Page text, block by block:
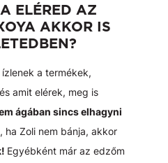
ELÉRED AZ
AKKOR IS
a termékek,
amit elérek, meg is
ágában sincs elhagyni
ha Zoli nem bánja, akkor
Egyébként már az edzőm